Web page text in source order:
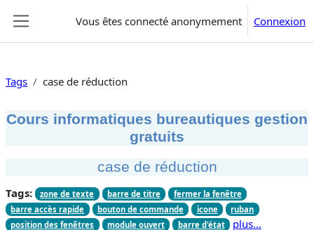
Vous êtes connecté anonymement Connexion
Tags case de réduction
Cours informatiques bureautiques gestion
gratuits
case de réduction
Tags: zone de texte barre de titre
fermer la fenêtre
barre accès rapide
bouton de commande icone
ruban
position des fenêtres
module ouvert barre d'état plus…